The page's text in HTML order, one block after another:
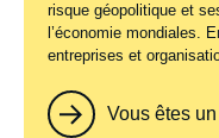
risque géopolitique et
l’économie mondiales.
entreprises et
Vous êtes